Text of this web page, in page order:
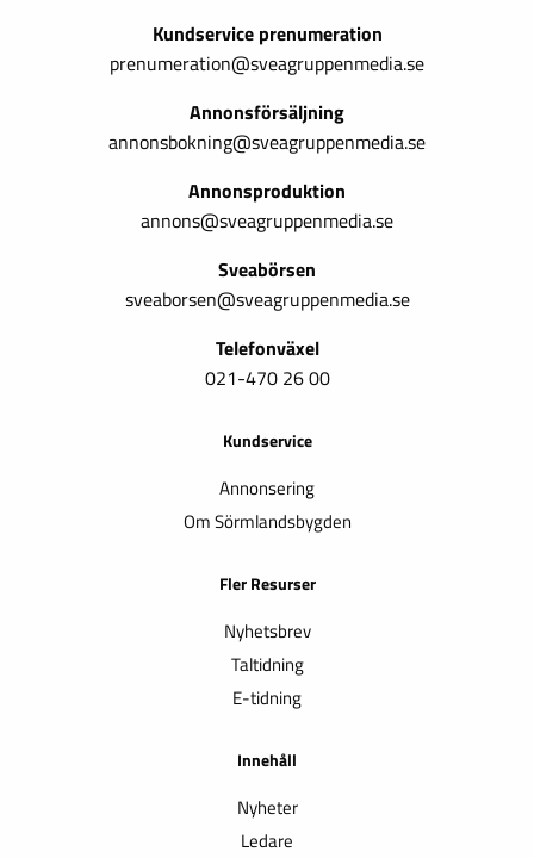
Kundservice prenumeration
prenumeration@sveagruppenmedia.se
Annonsförsäljning
annonsbokning@sveagruppenmedia.se
Annonsproduktion
annons@sveagruppenmedia.se
Sveabörsen
sveaborsen@sveagruppenmedia.se
Telefonväxel
021-470 26 00
Kundservice
Annonsering
Om Sörmlandsbygden
Fler Resurser
Nyhetsbrev
Taltidning
E-tidning
Innehåll
Nyheter
Ledare